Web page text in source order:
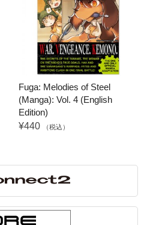
Fuga: Melodies of Steel
(Manga): Vol. 4 (English
Edition)
¥440
（税込）